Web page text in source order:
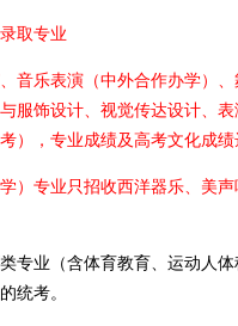
取专业
乐表演（中外合作办学）、
服饰设计、视觉传达设计、
），专业成绩及高考文化成
专业只招收西洋器乐、美声
业（含体育教育、运动人体
统考。